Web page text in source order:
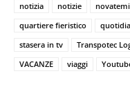
notizia
notizie
quartiere fieristico
stasera in tv
Transpotec
VACANZE
viaggi